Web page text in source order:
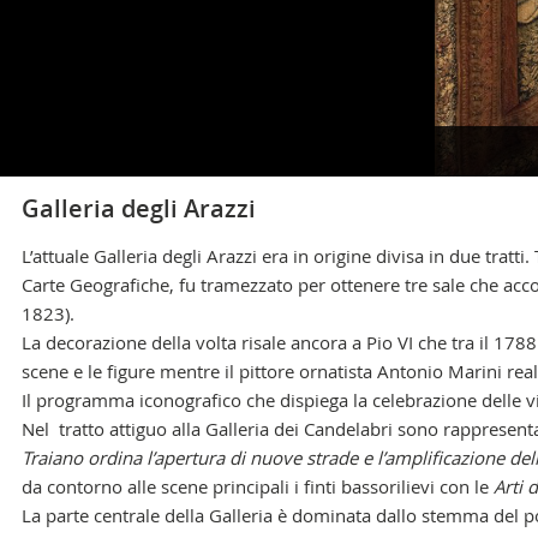
Informazioni generali
+39 06 69883145
info.musei@scv.va
Uffici della Direzione
+39 06 69883332
musei@scv.va
Galleria degli Arazzi
L’attuale Galleria degli Arazzi era in origine divisa in due
Carte Geografiche, fu tramezzato per ottenere tre sale che
1823).
La decorazione della volta risale ancora a Pio VI che tra il
scene e le figure mentre il pittore ornatista Antonio Marini
Il programma iconografico che dispiega la celebrazione
Nel tratto attiguo alla Galleria dei Candelabri sono
Traiano ordina l’apertura di nuove strade e l’amplificazione
da contorno alle scene principali i finti bassorilievi con le Arti
La parte centrale della Galleria è dominata dallo stemma del